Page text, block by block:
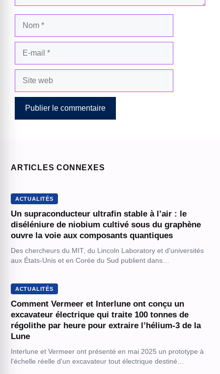
ARTICLES CONNEXES
ACTUALITÉS
Un supraconducteur ultrafin stable à l’air : le
diséléniure de niobium cultivé sous du graphène
ouvre la voie aux composants quantiques
Des chercheurs du MIT, du Lincoln Laboratory et d'universités
aux États-Unis et en Corée du Sud publient dans…
ACTUALITÉS
Comment Vermeer et Interlune ont conçu un
excavateur électrique qui traite 100 tonnes de
régolithe par heure pour extraire l’hélium-3 de la
Lune
Interlune et Vermeer ont présenté en mai 2025 un prototype à
l'échelle réelle d'un excavateur tout électrique destiné…